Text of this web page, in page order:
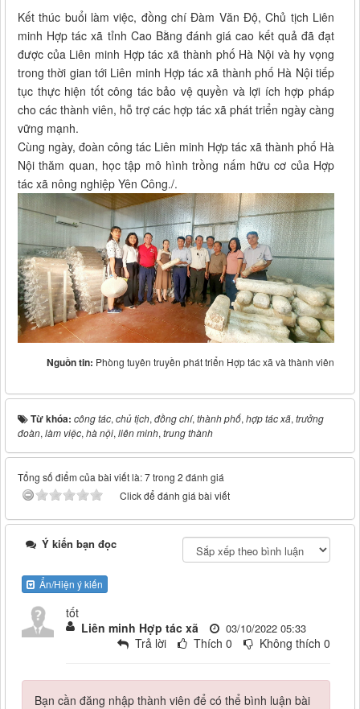
Kết thúc buổi làm việc, đồng chí Đàm Văn Độ, Chủ tịch Liên
minh Hợp tác xã tỉnh Cao Bằng đánh giá cao kết quả đã đạt
được của Liên minh Hợp tác xã thành phố Hà Nội và hy vọng
trong thời gian tới Liên minh Hợp tác xã thành phố Hà Nội tiếp
tục thực hiện tốt công tác bảo vệ quyền và lợi ích hợp pháp
cho các thành viên, hỗ trợ các hợp tác xã phát triển ngày càng
vững mạnh.
Cùng ngày, đoàn công tác Liên minh Hợp tác xã thành phố Hà
Nội thăm quan, học tập mô hình trồng nấm hữu cơ của Hợp
tác xã nông nghiệp Yên Công./.
Nguồn tin: Phòng tuyên truyền phát triển Hợp tác xã và thành viên
Từ khóa: công tác, chủ tịch, đồng chí, thành phố, hợp tác xã, trưởng
đoàn, làm việc, hà nội, liên minh, trung thành
Tổng số điểm của bài viết là: 7 trong 2 đánh giá
Click để đánh giá bài viết
Ý kiến bạn đọc
Ẩn/Hiện ý kiến
tốt
Liên minh Hợp tác xã
Trả lời
Thích 0 Không thích 0
03/10/2022 05:33
Bạn cần đăng nhập thành viên để có thể bình luận bài